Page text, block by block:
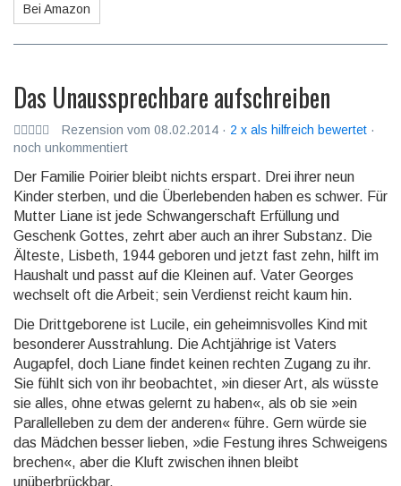
Bei Amazon
Das Unaussprechbare aufschreiben
Rezension vom 08.02.2014 · 2 x als hilfreich bewertet ·
noch unkommentiert
Der Familie Poirier bleibt nichts erspart. Drei ihrer neun
Kinder sterben, und die Überlebenden haben es schwer. Für
Mutter Liane ist jede Schwangerschaft Er­fül­lung und
Geschenk Gottes, zehrt aber auch an ihrer Substanz. Die
Älteste, Lisbeth, 1944 geboren und jetzt fast zehn, hilft im
Haushalt und passt auf die Klei­nen auf. Vater Georges
wechselt oft die Arbeit; sein Verdienst reicht kaum hin.
Die Drittgeborene ist Lucile, ein geheimnisvolles Kind mit
besonderer Ausstrahlung. Die Achtjährige ist Vaters
Augapfel, doch Liane findet keinen rechten Zugang zu ihr.
Sie fühlt sich von ihr beobachtet, »in die­ser Art, als wüsste
sie alles, ohne etwas gelernt zu haben«, als ob sie »ein
Parallelleben zu dem der an­de­ren« führe. Gern würde sie
das Mädchen besser lieben, »die Festung ihres Schweigens
brechen«, aber die Kluft zwischen ihnen bleibt
unüberbrückbar.